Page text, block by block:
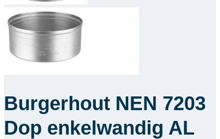
Oplossingen
Downloads
Academy
Contact
Burgerhout NEN 7203
Dop enkelwandig AL